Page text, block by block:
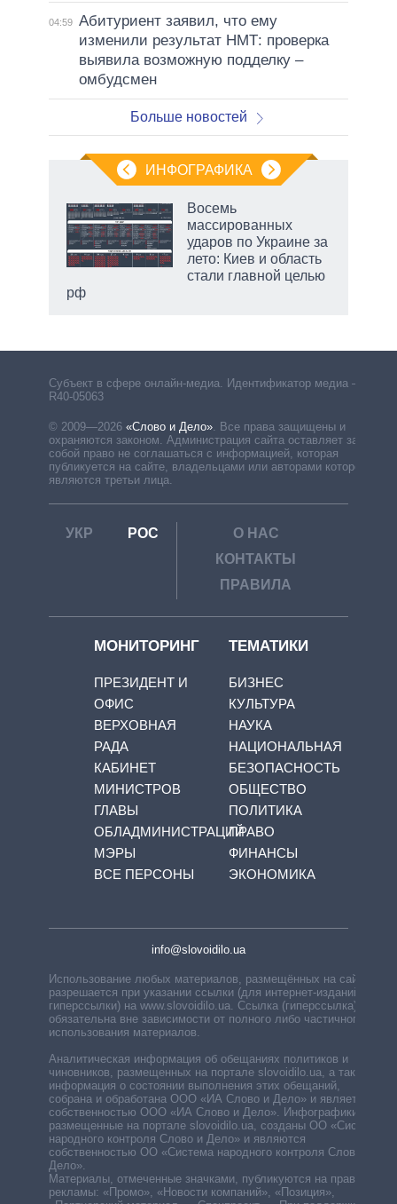
04:59 Абитуриент заявил, что ему
изменили результат НМТ: проверка
выявила возможную подделку –
омбудсмен
Больше новостей
ИНФОГРАФИКА
Восемь
массированных
ударов по Украине за
лето: Киев и область
стали главной целью
рф
Субъект в сфере онлайн-медиа. Идентификатор медиа –
R40-05063
© 2009—2026 «Слово и Дело». Все права защищены и
охраняются законом. Администрация сайта оставляет за
собой право не соглашаться с информацией, которая
публикуется на сайте, владельцами или авторами которой
являются третьи лица.
УКР РОС
О НАС
КОНТАКТЫ
ПРАВИЛА
МОНИТОРИНГ
ПРЕЗИДЕНТ И
ОФИС
ВЕРХОВНАЯ
РАДА
КАБИНЕТ
МИНИСТРОВ
ГЛАВЫ
ОБЛАДМИНИСТРАЦИЙ
МЭРЫ
ВСЕ ПЕРСОНЫ
ТЕМАТИКИ
БИЗНЕС
КУЛЬТУРА
НАУКА
НАЦИОНАЛЬНАЯ
БЕЗОПАСНОСТЬ
ОБЩЕСТВО
ПОЛИТИКА
ПРАВО
ФИНАНСЫ
ЭКОНОМИКА
info@slovoidilo.ua
Использование любых материалов, размещённых на сайте,
разрешается при указании ссылки (для интернет-изданий —
гиперссылки) на www.slovoidilo.ua. Ссылка (гиперссылка)
обязательна вне зависимости от полного либо частичного
использования материалов.
Аналитическая информация об обещаниях политиков и
чиновников, размещенных на портале slovoidilo.ua, а также
информация о состоянии выполнения этих обещаний,
собрана и обработана ООО «ИА Слово и Дело» и является
собственностью ООО «ИА Слово и Дело». Инфографики,
размещенные на портале slovoidilo.ua, созданы ОО «Система
народного контроля Слово и Дело» и являются
собственностью ОО «Система народного контроля Слово и
Дело».
Материалы, отмеченные значками, публикуются на правах
рекламы: «Промо», «Новости компаний», «Позиция»,